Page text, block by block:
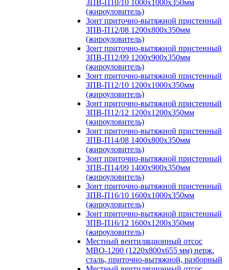
ЗПВ-П10/10 1000х1000х350мм
(жироуловитель)
Зонт приточно-вытяжной пристенный
ЗПВ-П12/08 1200х800х350мм
(жироуловитель)
Зонт приточно-вытяжной пристенный
ЗПВ-П12/09 1200х900х350мм
(жироуловитель)
Зонт приточно-вытяжной пристенный
ЗПВ-П12/10 1200х1000х350мм
(жироуловитель)
Зонт приточно-вытяжной пристенный
ЗПВ-П12/12 1200х1200х350мм
(жироуловитель)
Зонт приточно-вытяжной пристенный
ЗПВ-П14/08 1400х800х350мм
(жироуловитель)
Зонт приточно-вытяжной пристенный
ЗПВ-П14/09 1400х900х350мм
(жироуловитель)
Зонт приточно-вытяжной пристенный
ЗПВ-П16/10 1600х1000х350мм
(жироуловитель)
Зонт приточно-вытяжной пристенный
ЗПВ-П16/12 1600х1200х350мм
(жироуловитель)
Местный вентиляционный отсос
МВО-1200 (1220х800х655 мм) нерж.
сталь, приточно-вытяжной, разборный